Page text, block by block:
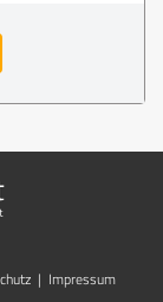
| Impressum